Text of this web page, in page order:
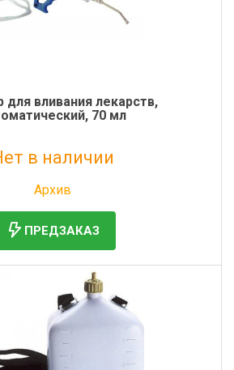
для вливания лекарств,
70 мл
в наличии
Архив
ПРЕДЗАКАЗ